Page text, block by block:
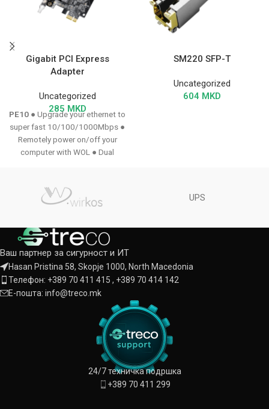
Gigabit PCI Express
Adapter
Uncategorized
285 MKD
PE10 ● Upgrade your ethernet to
super fast 10/100/1000Mbps ●
Remotely power on/off your
computer with WOL ● Dual
Compatible with Windows,
Linux, mac OS
SM220 SFP-T
Uncategorized
604 MKD
UPS
Ваш партнер за сигурност и ИТ
Hasan Pristina 58, Skopje 1000, North Macedonia
Телефон: +389 70 411 415 , +389 70 414 142
Е-пошта: info@treco.mk
24/7 техничка подршка
+389 70 411 299